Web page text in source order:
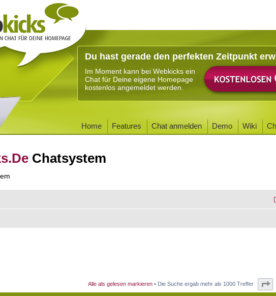
Du hast gerade den perfekten Zeitpunkt
Im Moment kann bei Webkicks ein
Chat für Deine eigene Homepage
kostenlos angemeldet werden.
Home Features Chat anmelden Demo Wiki
Chatsystem
Alle als gelesen markieren • Die Suche ergab mehr als 1000 Treffer